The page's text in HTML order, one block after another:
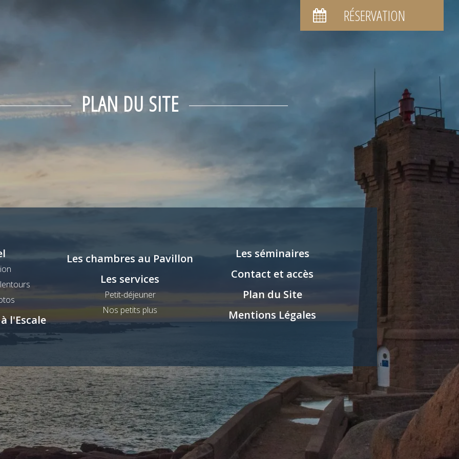
RÉSERVATION
PLAN DU SITE
l'Escale
Les chambres au Pavillon
Les services
Petit-déjeuner
Nos petits plus
Les séminaires
Contact et accès
Plan du Site
Mentions Légales